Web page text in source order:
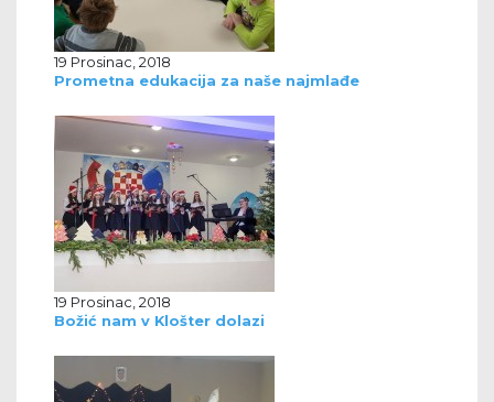
19 Prosinac, 2018
Prometna edukacija za naše najmlađe
19 Prosinac, 2018
Božić nam v Klošter dolazi